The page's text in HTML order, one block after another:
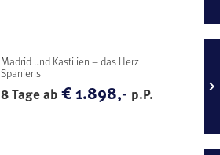
Madrid und Kastilien – das Herz
Spaniens
8 Tage ab€ 1.898,- p.P.